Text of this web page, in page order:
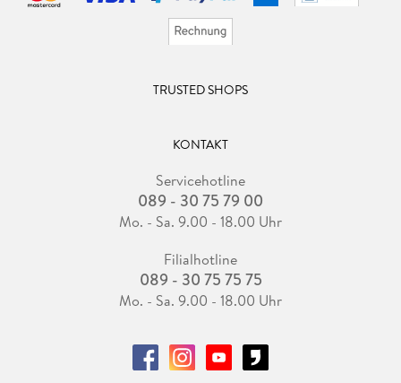
TRUSTED SHOPS
KONTAKT
Servicehotline
089 - 30 75 79 00
Mo. - Sa. 9.00 - 18.00 Uhr
Filialhotline
089 - 30 75 75 75
Mo. - Sa. 9.00 - 18.00 Uhr